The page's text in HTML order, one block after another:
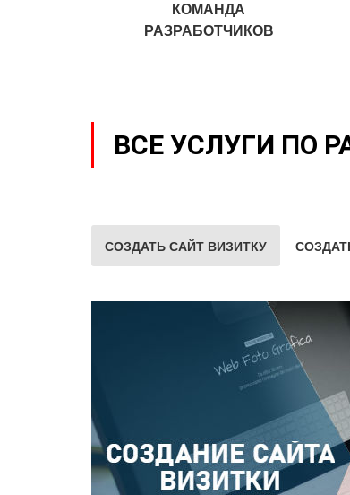
КОМАНДА
РАЗРАБОТЧИКОВ
ВСЕ УСЛУГИ ПО
СОЗДАТЬ САЙТ ВИЗИТКУ